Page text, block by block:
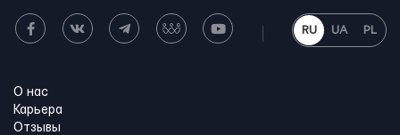
RU UA PL
О нас
Карьера
Отзывы